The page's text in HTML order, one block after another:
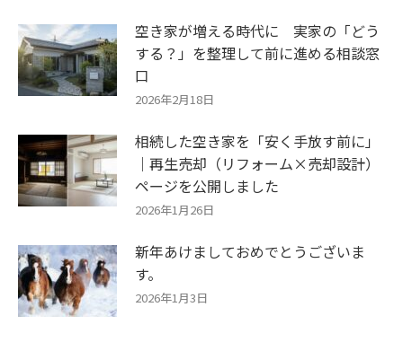
空き家が増える時代に 実家の「どう
する？」を整理して前に進める相談窓
口
2026年2月18日
相続した空き家を「安く手放す前に」
｜再生売却（リフォーム×売却設計）
ページを公開しました
2026年1月26日
新年あけましておめでとうございま
す。
2026年1月3日